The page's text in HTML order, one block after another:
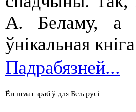
А. Беламу, а
ўнікальная
Падрабязней...
Ён шмат зрабіў для Беларусі